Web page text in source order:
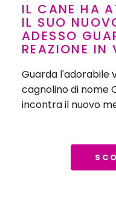
IL CANE HA
IL SUO
ADESSO
REAZIONE IN
Guarda l'adorabile
cagnolino di nome
incontra il nuovo